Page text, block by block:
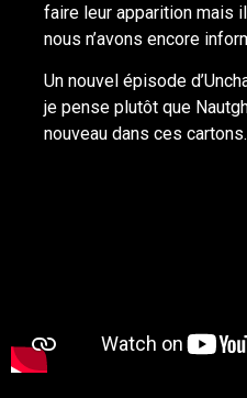
faire leur apparition mais
nous n’avons encore
Un nouvel épisode
je pense plutôt que
nouveau dans ces cartons.